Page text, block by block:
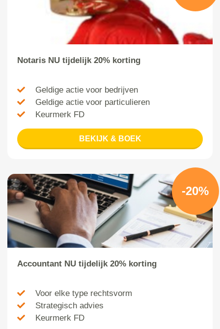
Notaris NU tijdelijk 20% korting
Geldige actie voor bedrijven
Geldige actie voor particulieren
Keurmerk FD
BEKIJK & BOEK
-20%
Accountant NU tijdelijk 20% korting
Voor elke type rechtsvorm
Strategisch advies
Keurmerk FD